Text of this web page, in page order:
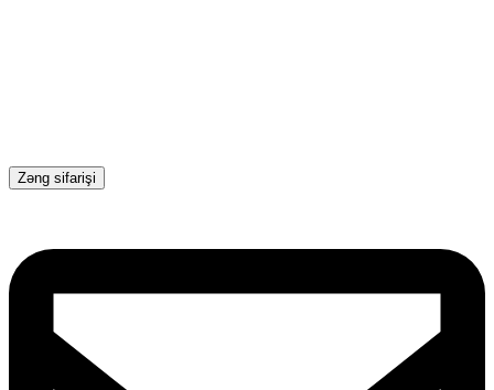
Zəng sifarişi